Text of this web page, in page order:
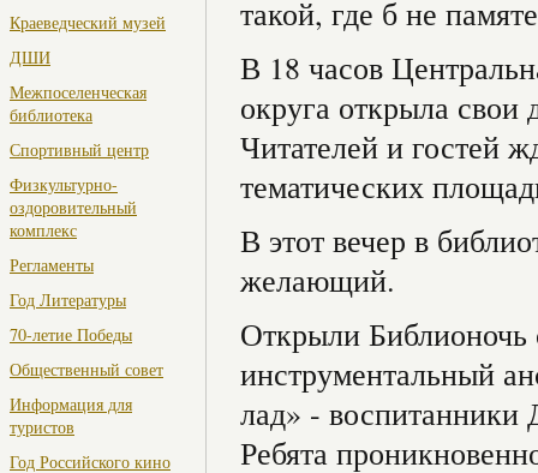
Краеведческий музей
ДШИ
Межпоселенческая
библиотека
Спортивный центр
Физкультурно-
оздоровительный
комплекс
Регламенты
Год Литературы
70-летие Победы
Общественный совет
Информация для
туристов
Год Российского кино
такой, где б не
В 18 часов
округа открыла свои
Читателей и гостей
тематических
В этот вечер в
желающий.
Открыли
инструментальный
лад» - воспитанники
Ребята